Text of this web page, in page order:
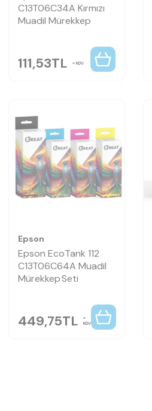
C13T06C34A Kırmızı
Muadil Mürekkep
111,53TL KDV
Epson
Epson EcoTank 112
C13T06C64A Muadil
Mürekkep Seti
449,75TL KDV